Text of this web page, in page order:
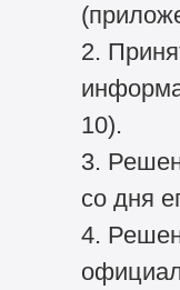
2.
10).
3.
со дня
4.